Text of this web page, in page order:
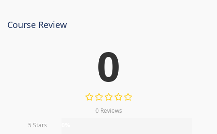
Course Review
0
0 Reviews
5 Stars